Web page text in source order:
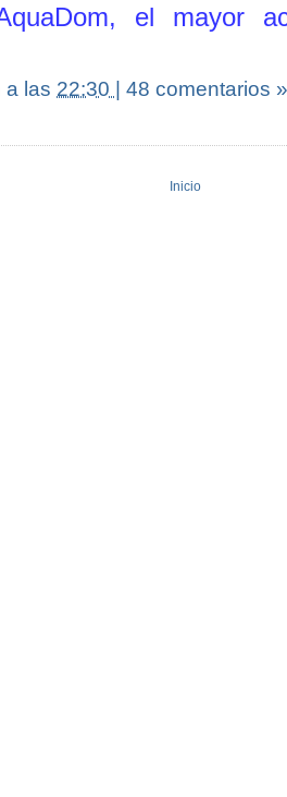
el mayor
a las 22:30 | 48 comentarios »
Inicio